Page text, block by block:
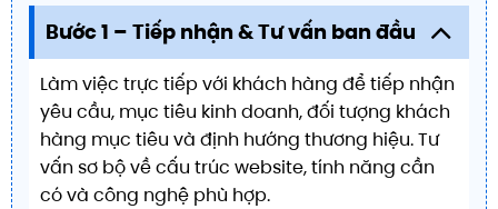
Bước 1 – Tiếp nhận & Tư vấn ban đầu
Làm việc trực tiếp với khách hàng để tiếp nhận
yêu cầu, mục tiêu kinh doanh, đối tượng khách
hàng mục tiêu và định hướng thương hiệu. Tư
vấn sơ bộ về cấu trúc website, tính năng cần
có và công nghệ phù hợp.